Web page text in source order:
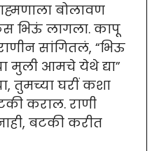
बोलावण
भिऊं लागला. कापू
सांगितलं, “भिऊ
मुली आमचे येथे द्या”
तुमच्या घरीं कशा
कराल. राणी
बटकी करीत